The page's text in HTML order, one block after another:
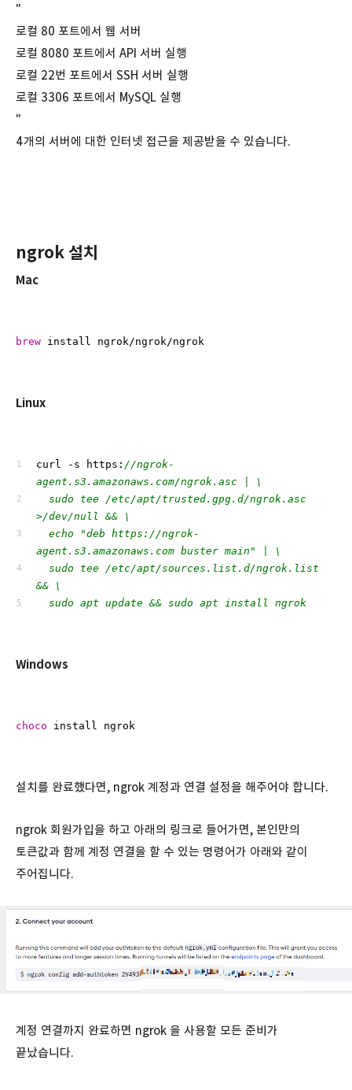
"
로컬 80 포트에서 웹 서버
로컬 8080 포트에서 API 서버 실행
로컬 22번 포트에서 SSH 서버 실행
로컬 3306 포트에서 MySQL 실행
"
4개의 서버에 대한 인터넷 접근을 제공받을 수 있습니다.
ngrok 설치
Mac
brew install ngrok/ngrok/ngrok
Linux
curl -s https: //ngrok-
agent.s3.amazonaws.com/ngrok.asc | \
>/dev/null && \
agent.s3.amazonaws.com buster main" | \
&& \
  sudo apt update && sudo apt install ngrok
Windows
choco install ngrok
설치를 완료했다면, ngrok 계정과 연결 설정을 해주어야 합니다.
ngrok 회원가입을 하고 아래의 링크로 들어가면, 본인만의
토큰값과 함께 계정 연결을 할 수 있는 명령어가 아래와 같이
주어집니다.
계정 연결까지 완료하면 ngrok 을 사용할 모든 준비가
끝났습니다.